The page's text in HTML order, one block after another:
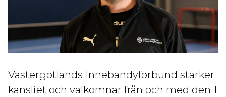
Västergötlands Innebandyförbund stärker
kansliet och välkomnar från och med den 1